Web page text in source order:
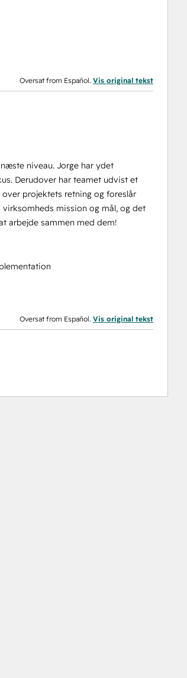
Oversat from Español. Vis original tekst
niveau. Jorge har ydet
Derudover har teamet udvist et
projektets retning og foreslår
mission og mål, og det
arbejde sammen med dem!
Oversat from Español. Vis original tekst